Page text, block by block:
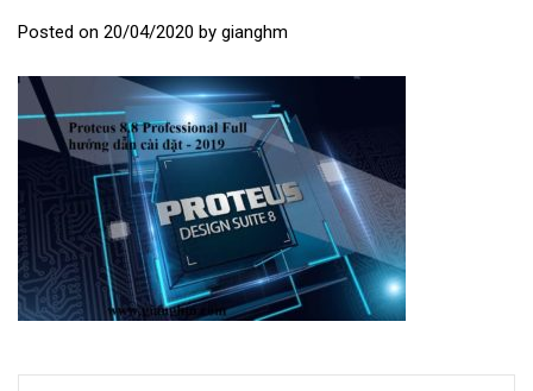
Posted on 20/04/2020 by gianghm